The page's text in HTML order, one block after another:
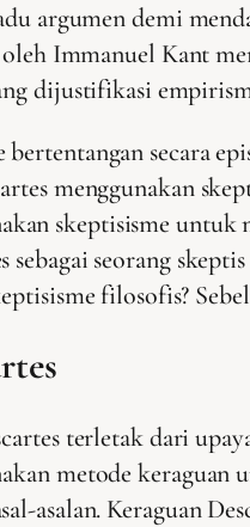
argumen demi
Immanuel Kant
dijustifikasi
secara
menggunakan
skeptisisme
sebagai seorang
filosofis?
terletak dari
metode
asalan. Keraguan